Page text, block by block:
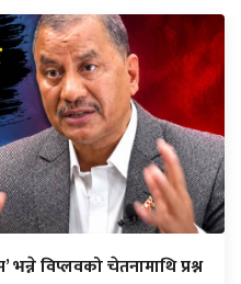
भन्ने विप्लवको चेतनामाथि प्रश्न